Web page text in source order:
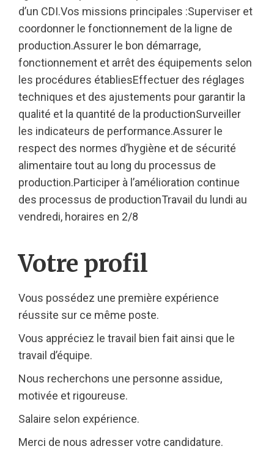
d’un CDI.Vos missions principales :Superviser et
coordonner le fonctionnement de la ligne de
production.Assurer le bon démarrage,
fonctionnement et arrêt des équipements selon
les procédures établiesEffectuer des réglages
techniques et des ajustements pour garantir la
qualité et la quantité de la productionSurveiller
les indicateurs de performance.Assurer le
respect des normes d’hygiène et de sécurité
alimentaire tout au long du processus de
production.Participer à l’amélioration continue
des processus de productionTravail du lundi au
vendredi, horaires en 2/8
Votre profil
Vous possédez une première expérience
réussite sur ce même poste.
Vous appréciez le travail bien fait ainsi que le
travail d’équipe.
Nous recherchons une personne assidue,
motivée et rigoureuse.
Salaire selon expérience.
Merci de nous adresser votre candidature.